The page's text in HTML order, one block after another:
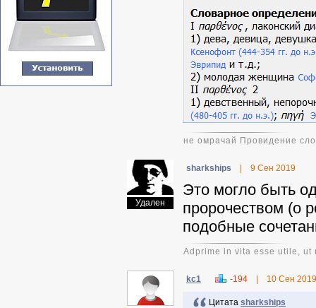
не омрачай Провидение
Удален
sharkships 9 Сен 2019
Это могло быть
пророчеством (о
подобные
Adprime in vita esse utile, ut
kc1 -194 10 Сен 2019
Цитата sharkships